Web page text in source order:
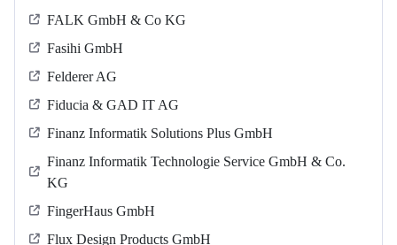
FALK GmbH & Co KG
Fasihi GmbH
Felderer AG
Fiducia & GAD IT AG
Finanz Informatik Solutions Plus GmbH
Finanz Informatik Technologie Service GmbH & Co.
KG
FingerHaus GmbH
Flux Design Products GmbH